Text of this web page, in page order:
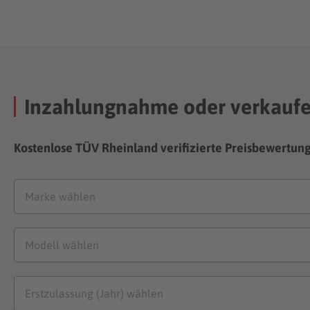
Inzahlungnahme oder
Kostenlose TÜV Rheinland verifizierte